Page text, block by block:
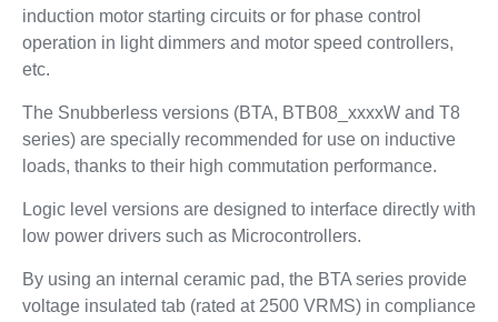
induction motor starting circuits or for phase control
operation in light dimmers and motor speed controllers,
etc.
The Snubberless versions (BTA, BTB08_xxxxW and T8
series) are specially recommended for use on inductive
loads, thanks to their high commutation performance.
Logic level versions are designed to interface directly with
low power drivers such as Microcontrollers.
By using an internal ceramic pad, the BTA series provide
voltage insulated tab (rated at 2500 VRMS) in compliance